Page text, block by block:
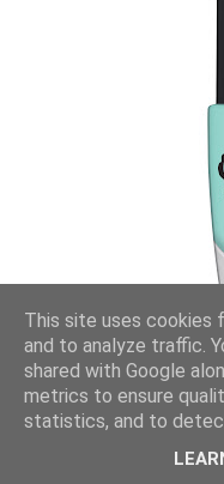
This site uses cookies
and to analyze traffic.
shared with Google
metrics to ensure
statistics, and to